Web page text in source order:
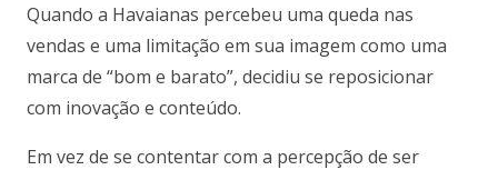
Quando a Havaianas percebeu uma queda nas
vendas e uma limitação em sua imagem como uma
marca de “bom e barato”, decidiu se reposicionar
com inovação e conteúdo.
Em vez de se contentar com a percepção de ser